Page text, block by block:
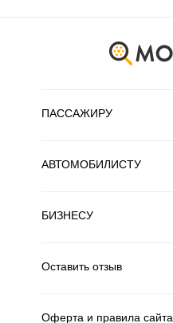
ПАССАЖИРУ
АВТОМОБИЛИСТУ
БИЗНЕСУ
Оставить отзыв
Оферта и правила сайта